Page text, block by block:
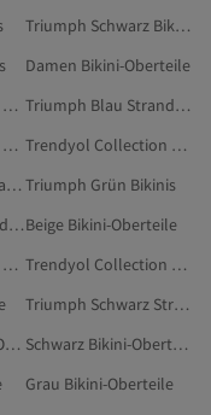
Triumph Schwarz Bikinis
Damen Bikini-Oberteile
Trendyol Collection Grün Bikini-Oberteile
Triumph Blau Strandmode
Trendyol Collection Damen Bikini-Oberteile
Trendyol Collection Türkis Bikini-Oberteile
Triumph Damen Strandmode Triumph Grün Bikinis
Triumph Grau StrandmodeBeige Bikini-Oberteile
Trendyol Collection Dunkelblau Bikini-Oberteile
Trendyol Collection Blau Bikini-Oberteile
Triumph Schwarz Strandmode
Grau Damen Bikini-Oberteile
Schwarz Bikini-Oberteile
Grau Bikini-Oberteile